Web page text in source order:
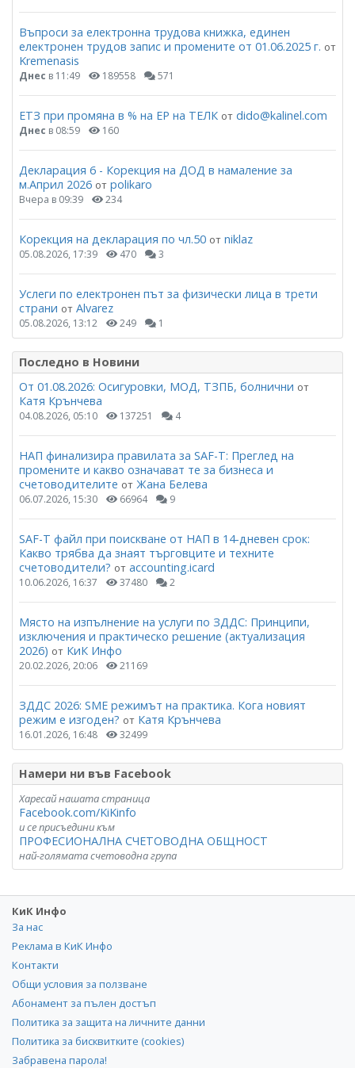
Въпроси за електронна трудова книжка, единен
електронен трудов запис и промените от 01.06.2025 г. от
Kremenasis
Днес в 11:49 189558 571
ЕТЗ при промяна в % на ЕР на ТЕЛК от dido@kalinel.com
Днес в 08:59 160
Декларация 6 - Корекция на ДОД в намаление за
м.Април 2026 от polikaro
Вчера в 09:39 234
Корекция на декларация по чл.50 от niklaz
05.08.2026, 17:39 470 3
Услеги по електронен път за физически лица в трети
страни от Alvarez
05.08.2026, 13:12 249 1
Последно в Новини
От 01.08.2026: Осигуровки, МОД, ТЗПБ, болнични от
Катя Крънчева
04.08.2026, 05:10 137251 4
НАП финализира правилата за SAF-T: Преглед на
промените и какво означават те за бизнеса и
счетоводителите от Жана Белева
06.07.2026, 15:30 66964 9
SAF-T файл при поискване от НАП в 14-дневен срок:
Какво трябва да знаят търговците и техните
счетоводители? от accounting.icard
10.06.2026, 16:37 37480 2
Място на изпълнение на услуги по ЗДДС: Принципи,
изключения и практическо решение (актуализация
2026) от КиК Инфо
20.02.2026, 20:06 21169
ЗДДС 2026: SME режимът на практика. Кога новият
режим е изгоден? от Катя Крънчева
16.01.2026, 16:48 32499
Намери ни във Facebook
Харесай нашата страница
Facebook.com/KiKinfo
и се присъедини към
ПРОФЕСИОНАЛНА СЧЕТОВОДНА ОБЩНОСТ
най-голямата счетоводна група
КиК Инфо
За нас
Реклама в КиК Инфо
Контакти
Общи условия за ползване
Абонамент за пълен достъп
Политика за защита на личните данни
Политика за бисквитките (cookies)
Забравена парола!